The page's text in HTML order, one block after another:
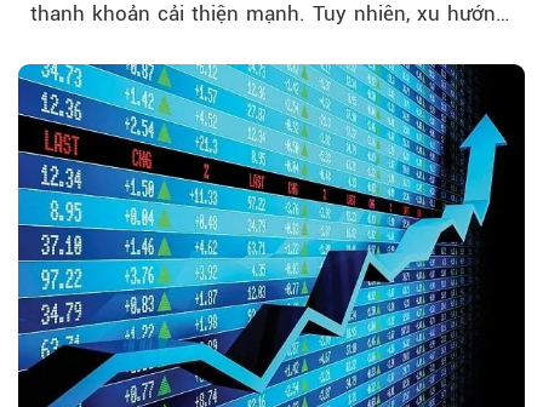
thanh khoản cải thiện mạnh. Tuy nhiên, xu hướng